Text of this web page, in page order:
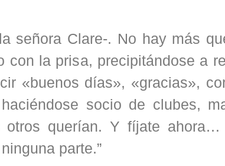
señora Clare-. No hay más
con la prisa, precipitándose a
«buenos días», «gracias»,
socio de clubes,
otros querían. Y fíjate
parte.”